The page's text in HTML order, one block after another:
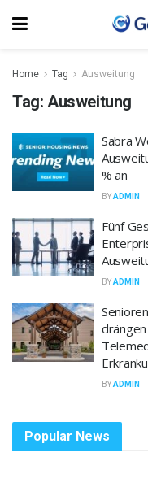
Home Tag Ausweitung
Tag: Ausweitung
Sabra
% an
BYADMIN
Fünf
BYADMIN
BYADMIN
Popular News